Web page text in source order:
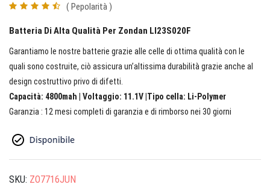
( Pepolarità )
Batteria Di Alta Qualità Per Zondan LI23S020F
Garantiamo le nostre batterie grazie alle celle di ottima qualità con le
quali sono costruite, ciò assicura un’altissima durabilità grazie anche al
design costruttivo privo di difetti.
Capacità: 4800mah | Voltaggio: 11.1V |Tipo cella: Li-Polymer
Garanzia : 12 mesi completi di garanzia e di rimborso nei 30 giorni
SKU: ZO7716JUN